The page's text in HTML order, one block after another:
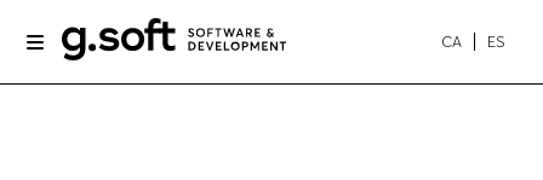
CA ES